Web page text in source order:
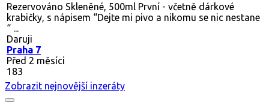
Rezervováno Skleněné, 500ml První - včetně dárkové
krabičky, s nápisem “Dejte mi pivo a nikomu se nic nestane
“ ...
Daruji
Praha 7
Před 2 měsíci
183
Zobrazit nejnovější inzeráty